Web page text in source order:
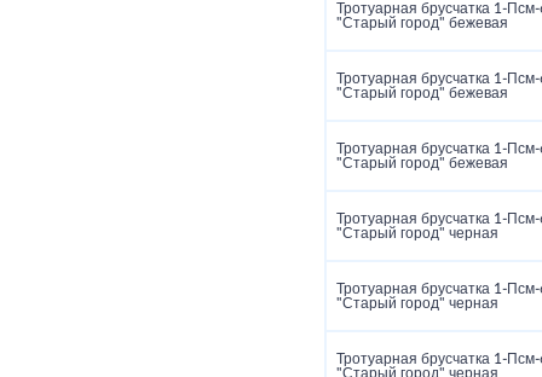
Тротуарная брусчатка
"Старый город" бежевая
Тротуарная брусчатка
"Старый город" бежевая
Тротуарная брусчатка
"Старый город" бежевая
Тротуарная брусчатка
"Старый город" черная
Тротуарная брусчатка
"Старый город" черная
Тротуарная брусчатка
"Старый город" черная